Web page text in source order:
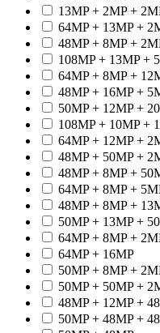
13MP + 2MP +
64MP + 13MP +
48MP + 8MP +
108MP + 13MP +
64MP + 8MP +
48MP + 16MP +
50MP + 12MP +
108MP + 10MP +
64MP + 12MP +
48MP + 50MP +
48MP + 8MP +
64MP + 8MP +
48MP + 8MP +
50MP + 13MP +
64MP + 8MP +
64MP + 16MP
50MP + 8MP +
50MP + 50MP +
48MP + 12MP +
50MP + 48MP +